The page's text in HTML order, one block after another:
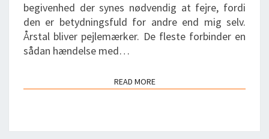
begivenhed der synes nødvendig at fejre, fordi
den er betydningsfuld for andre end mig selv.
Årstal bliver pejlemærker. De fleste forbinder en
sådan hændelse med…
READ MORE
READ MORE